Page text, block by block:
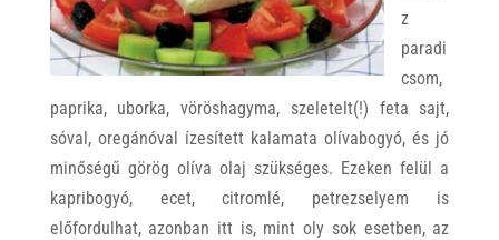
z
paradi
csom,
paprika, uborka, vöröshagyma, szeletelt(!) feta sajt,
sóval, oregánóval ízesített kalamata olívabogyó, és jó
minőségű görög olíva olaj szükséges. Ezeken felül a
kapribogyó, ecet, citromlé, petrezselyem is
előfordulhat, azonban itt is, mint oly sok esetben, az